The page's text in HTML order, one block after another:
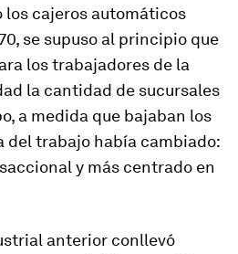
los cajeros automáticos
se supuso al principio que
los trabajadores de la
la cantidad de sucursales
a medida que bajaban los
del trabajo había cambiado:
y más centrado en
anterior conllevó